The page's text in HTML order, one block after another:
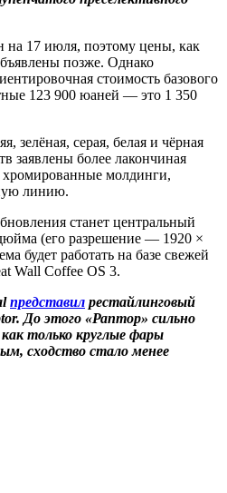
на 17 июля, поэтому цены, как
позже. Однако
стоимость базового
123 900 юаней — это 1 350
зелёная, серая, белая и чёрная
заявлены более лакончиная
хромированные молдинги,
линию.
станет центральный
(его разрешение — 1920 ×
будет работать на базе свежей
Wall Coffee OS 3.
представил рестайлинговый
До этого «Раптор» сильно
только круглые фары
сходство стало менее